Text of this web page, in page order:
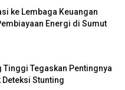
ke Lembaga Keuangan
Energi di Sumut
Tinggi Tegaskan Pentingnya
Deteksi Stunting